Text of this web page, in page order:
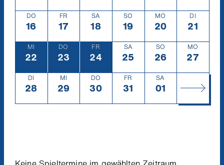
DO
Donnerstag
16.3.
16
FR
Freitag
17.3.
17
SA
Samstag
18.3.
18
SO
Sonntag
19.3.
19
MO
Montag
20.3.
20
DI
21.3.
21
MI
Mittwoch
22.3.
22
DO
Donnerstag
23.3.
23
FR
Freitag
24.3.
24
SA
Samstag
25.3.
25
SO
Sonntag
26.3.
26
MO
Montag
27.3.
27
DI
Dienstag
28.3.
28
MI
Mittwoch
29.3.
29
DO
Donnerstag
30.3.
30
FR
Freitag
31.3.
31
SA
Samstag
1.4.
01